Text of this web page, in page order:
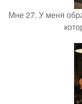
Мне 27. У меня